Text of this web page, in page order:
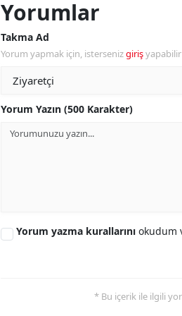
Yorumlar
Takma Ad
Yorum yapmak için, istersenizgiriş
Yorum Yazın (500 Karakter)
Yorum yazma kurallarını okudum
* Bu içerik ile ilgili